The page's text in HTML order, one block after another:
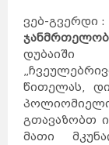
ვებ-გვერდი :
დუბაიში
წითელას,
გთავაზობთ
მათი